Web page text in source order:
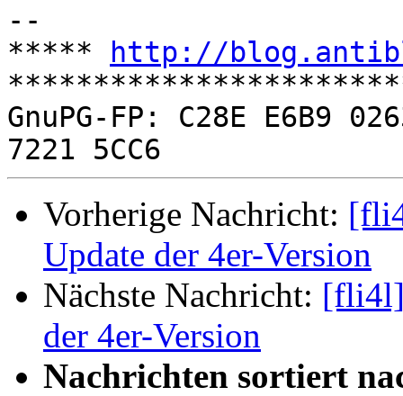
--
*****
http://
GnuPG-FP: C28E E6B9
Vorherige Nachricht:
Update der 4er-Version
Nächste Nachricht: [fli4l]
der 4er-Version
Nachrichten sortiert